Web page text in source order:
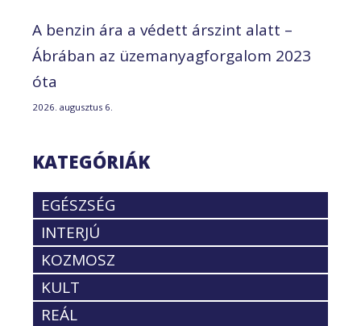
A benzin ára a védett árszint alatt –
Ábrában az üzemanyagforgalom 2023
óta
2026. augusztus 6.
KATEGÓRIÁK
EGÉSZSÉG
INTERJÚ
KOZMOSZ
KULT
REÁL